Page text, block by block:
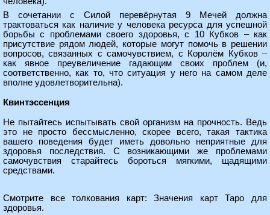
В сочетании с Силой перевёрнутая 9 Мечей должна
трактоваться как наличие у человека ресурса для успешной
борьбы с проблемами своего здоровья, с 10 Кубков – как
присутствие рядом людей, которые могут помочь в решении
вопросов, связанных с самочувствием, с Королём Кубков –
как явное преувеличение гадающим своих проблем (и,
соответственно, как то, что ситуация у него на самом деле
вполне удовлетворительна).
Квинтэссенция
Не пытайтесь испытывать свой организм на прочность. Ведь
это не просто бессмысленно, скорее всего, такая тактика
вашего поведения будет иметь довольно неприятные для
здоровья последствия. С возникающими же проблемами
самочувствия старайтесь бороться мягкими, щадящими
средствами.
Смотрите все толкования карт:Значения карт Таро для
здоровья.